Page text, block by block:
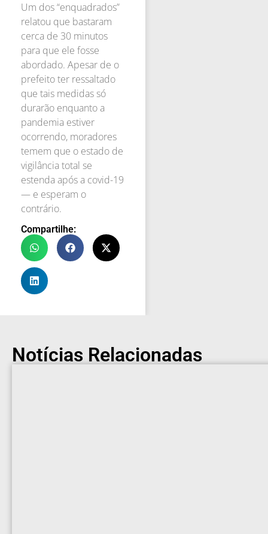
Um dos “enquadrados”
relatou que bastaram
cerca de 30 minutos
para que ele fosse
abordado. Apesar de o
prefeito ter ressaltado
que tais medidas só
durarão enquanto a
pandemia estiver
ocorrendo, moradores
temem que o estado de
vigilância total se
estenda após a covid-19
— e esperam o
contrário.
Compartilhe:
Notícias Relacionadas